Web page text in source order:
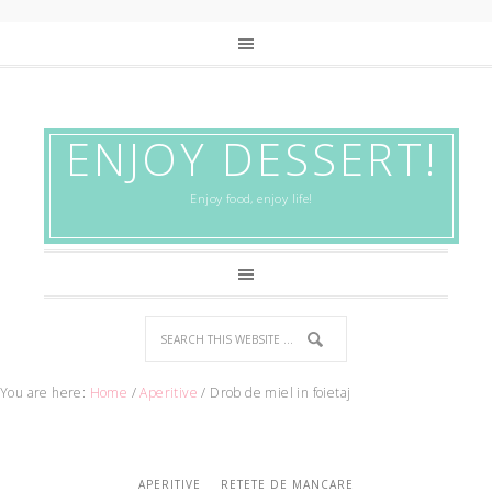
ENJOY DESSERT!
Enjoy food, enjoy life!
You are here: Home / Aperitive / Drob de miel in foietaj
APERITIVE RETETE DE MANCARE